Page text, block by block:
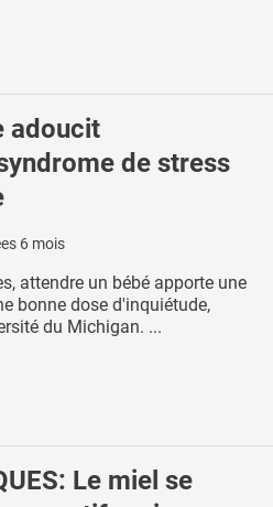
adoucit
de stress
6 mois
attendre un bébé apporte une
bonne dose d'inquiétude,
du Michigan. ...
Le miel se